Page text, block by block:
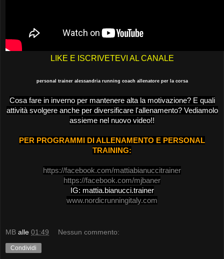
LIKE E ISCRIVETEVI AL CANALE
personal trainer alessandria running coach allenatore per la corsa
Cosa fare in inverno per mantenere alta la motivazione? E quali
attività svolgere anche per diversificare l'allenamento? Vediamolo
assieme nel nuovo video!!
PER PROGRAMMI DI ALLENAMENTO E PERSONAL
TRAINING:
https://facebook.com/mattiabianuccitrainer
https://facebook.com/mjbaner
IG: mattia.bianucci.trainer
www.nordicrunningitaly.com
MB alle 01:49 Nessun commento:
Condividi